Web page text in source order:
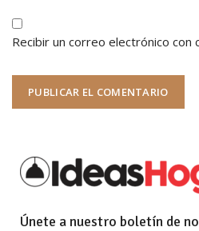
Recibir un correo electrónico con
Únete a nuestro boletín de